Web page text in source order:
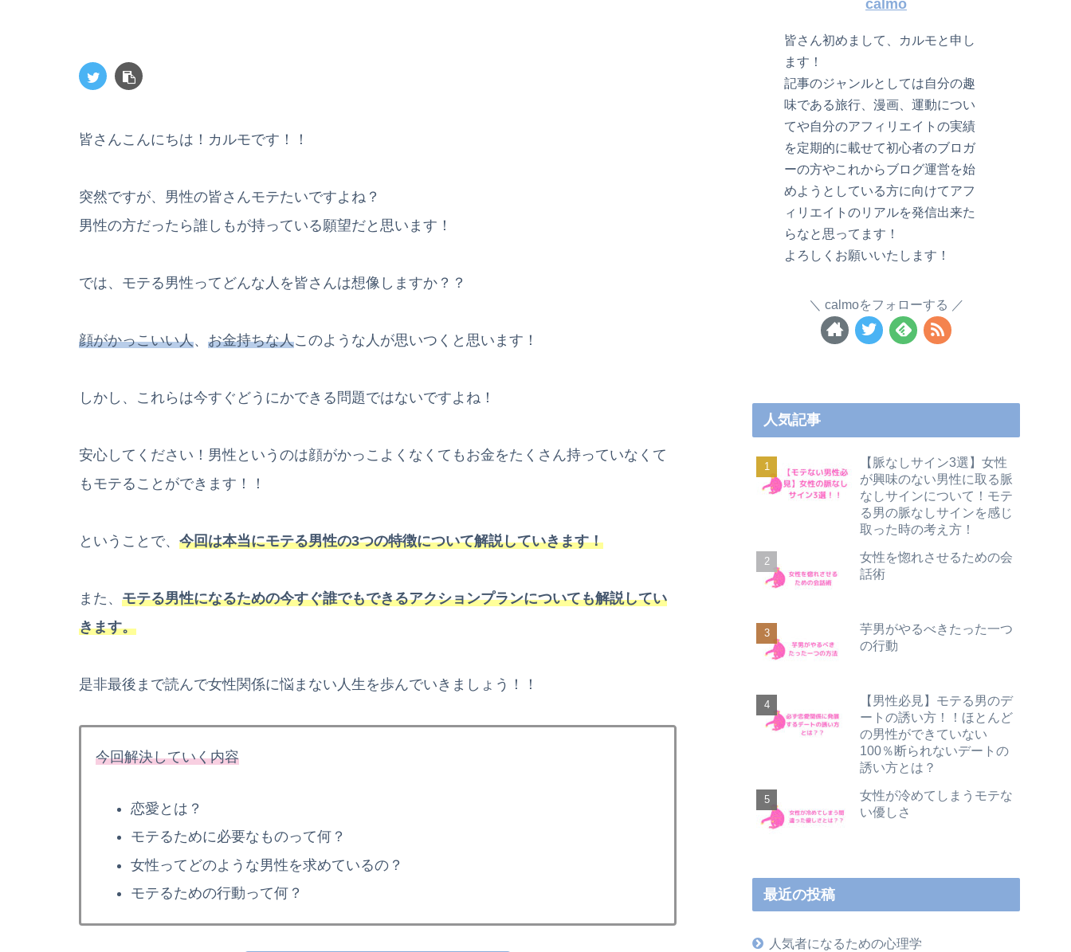
皆さんこんにちは！カルモです！！
突然ですが、男性の皆さんモテたいですよね？
男性の方だったら誰しもが持っている願望だと思います！
では、モテる男性ってどんな人を皆さんは想像しますか？？
顔がかっこいい人、 お金持ちな人このような人が思いつくと思います！
しかし、これらは今すぐどうにかできる問題ではないですよね！
安心してください！男性というのは顔がかっこよくなくてもお金をたくさん持っていなくて
もモテることができます！！
ということで、 今回は本当にモテる男性の3つの特徴について解説していきます！
また、 モテる男性になるための今すぐ誰でもできるアクションプランについても解説してい
きます。
是非最後まで読んで女性関係に悩まない人生を歩んでいきましょう！！
今回解決していく内容
恋愛とは？
モテるために必要なものって何？
女性ってどのような男性を求めているの？
モテるための行動って何？
calmo
皆さん初めまして、カルモと申し
ます！
記事のジャンルとしては自分の趣
味である旅行、漫画、運動につい
てや自分のアフィリエイトの実績
を定期的に載せて初心者のブロガ
ーの方やこれからブログ運営を始
めようとしている方に向けてアフ
ィリエイトのリアルを発信出来た
らなと思ってます！
よろしくお願いいたします！
calmoをフォローする
人気記事
【脈なしサイン3選】女性
が興味のない男性に取る脈
なしサインについて！モテ
る男の脈なしサインを感じ
取った時の考え方！
女性を惚れさせるための会
話術
芋男がやるべきたった一つ
の行動
【男性必見】モテる男のデ
ートの誘い方！！ほとんど
の男性ができていない
100％断られないデートの
誘い方とは？
女性が冷めてしまうモテな
い優しさ
最近の投稿
人気者になるための心理学